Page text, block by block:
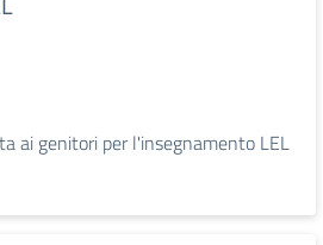
ai genitori per l'insegnamento LEL